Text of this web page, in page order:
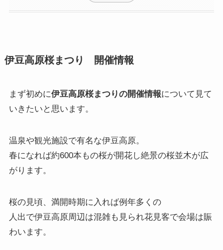
伊豆高原桜まつり 開催情報
まず初めに伊豆高原桜まつりの開催情報について見て
いきたいと思います。
温泉や観光施設で有名な伊豆高原。
春になれば約600本もの桜が開花し絶景の桜並木が広
がります。
桜の見頃、満開時期に入れば例年多くの
人出で伊豆高原周辺は混雑も見られ花見客で会場は賑
わいます。